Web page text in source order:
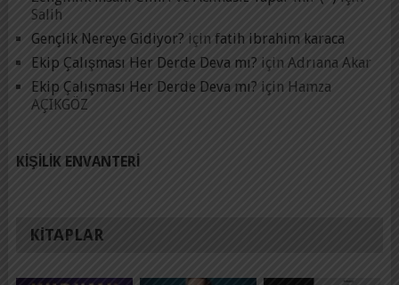
Salih
Gençlik Nereye Gidiyor? için fatih ibrahim karaca
Ekip Çalışması Her Derde Deva mı? için Adrıana Akar
Ekip Çalışması Her Derde Deva mı? için Hamza
AÇIKGÖZ
KIŞILIK ENVANTERI
KITAPLAR